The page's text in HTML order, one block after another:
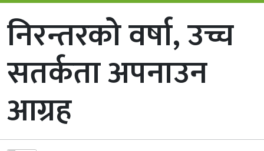
निरन्तरको वर्षा, उच्च
सतर्कता अपनाउन
आग्रह